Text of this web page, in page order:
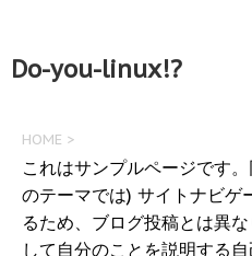
Do-you-linux!?
HOME >
これはサンプルページです
のテーマでは) サイトナビゲ
るため、ブログ投稿とは異
して自分のことを説明する